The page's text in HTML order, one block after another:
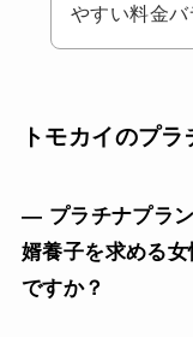
やすい料金バ
トモカイのプ
— プラチナプラ
婿養子を求める
ですか？